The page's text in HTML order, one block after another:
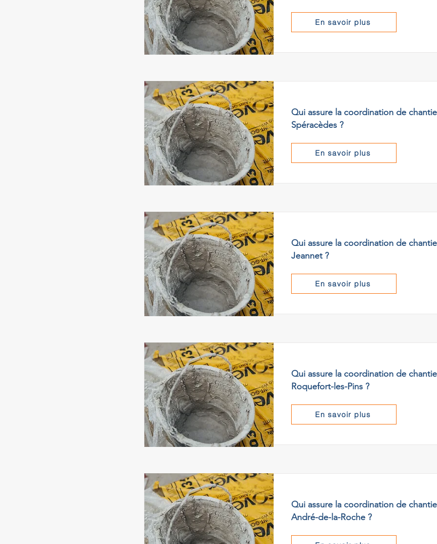
En savoir plus
Qui assure la coordination de
Spéracèdes ?
En savoir plus
Qui assure la coordination de
Jeannet ?
En savoir plus
Qui assure la coordination de
Roquefort-les-Pins ?
En savoir plus
Qui assure la coordination de
André-de-la-Roche ?